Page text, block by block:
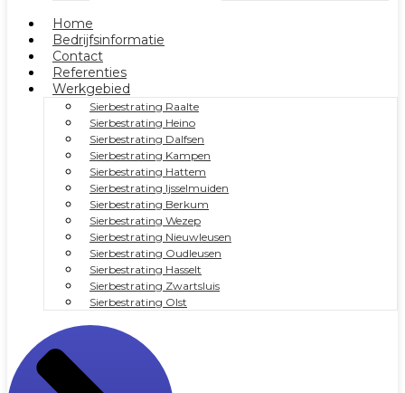
Home
Bedrijfsinformatie
Contact
Referenties
Werkgebied
Sierbestrating Raalte
Sierbestrating Heino
Sierbestrating Dalfsen
Sierbestrating Kampen
Sierbestrating Hattem
Sierbestrating Ijsselmuiden
Sierbestrating Berkum
Sierbestrating Wezep
Sierbestrating Nieuwleusen
Sierbestrating Oudleusen
Sierbestrating Hasselt
Sierbestrating Zwartsluis
Sierbestrating Olst